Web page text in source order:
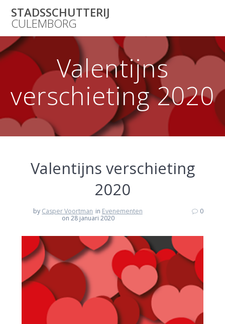
STADSSCHUTTERIJ
CULEMBORG
Valentijns
verschieting 2020
Valentijns verschieting
2020
by Casper Voortman in Evenementen
on 28 januari 2020
0